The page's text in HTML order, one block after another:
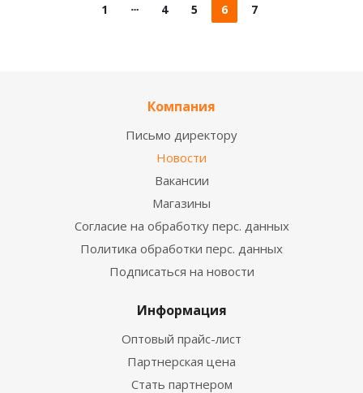
1 4 5 6 7
Компания
Письмо директору
Новости
Вакансии
Магазины
Согласие на обработку перс. данных
Политика обработки перс. данных
Подписаться на новости
Информация
Оптовый прайс-лист
Партнерская цена
Стать партнером